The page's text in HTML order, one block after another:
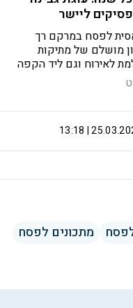
ליישר
לפסח במרקם רך
מושלם של מתיקות
לאירוח וגם ליד הקפה
25.03.2026 |
מתכונים לפסח